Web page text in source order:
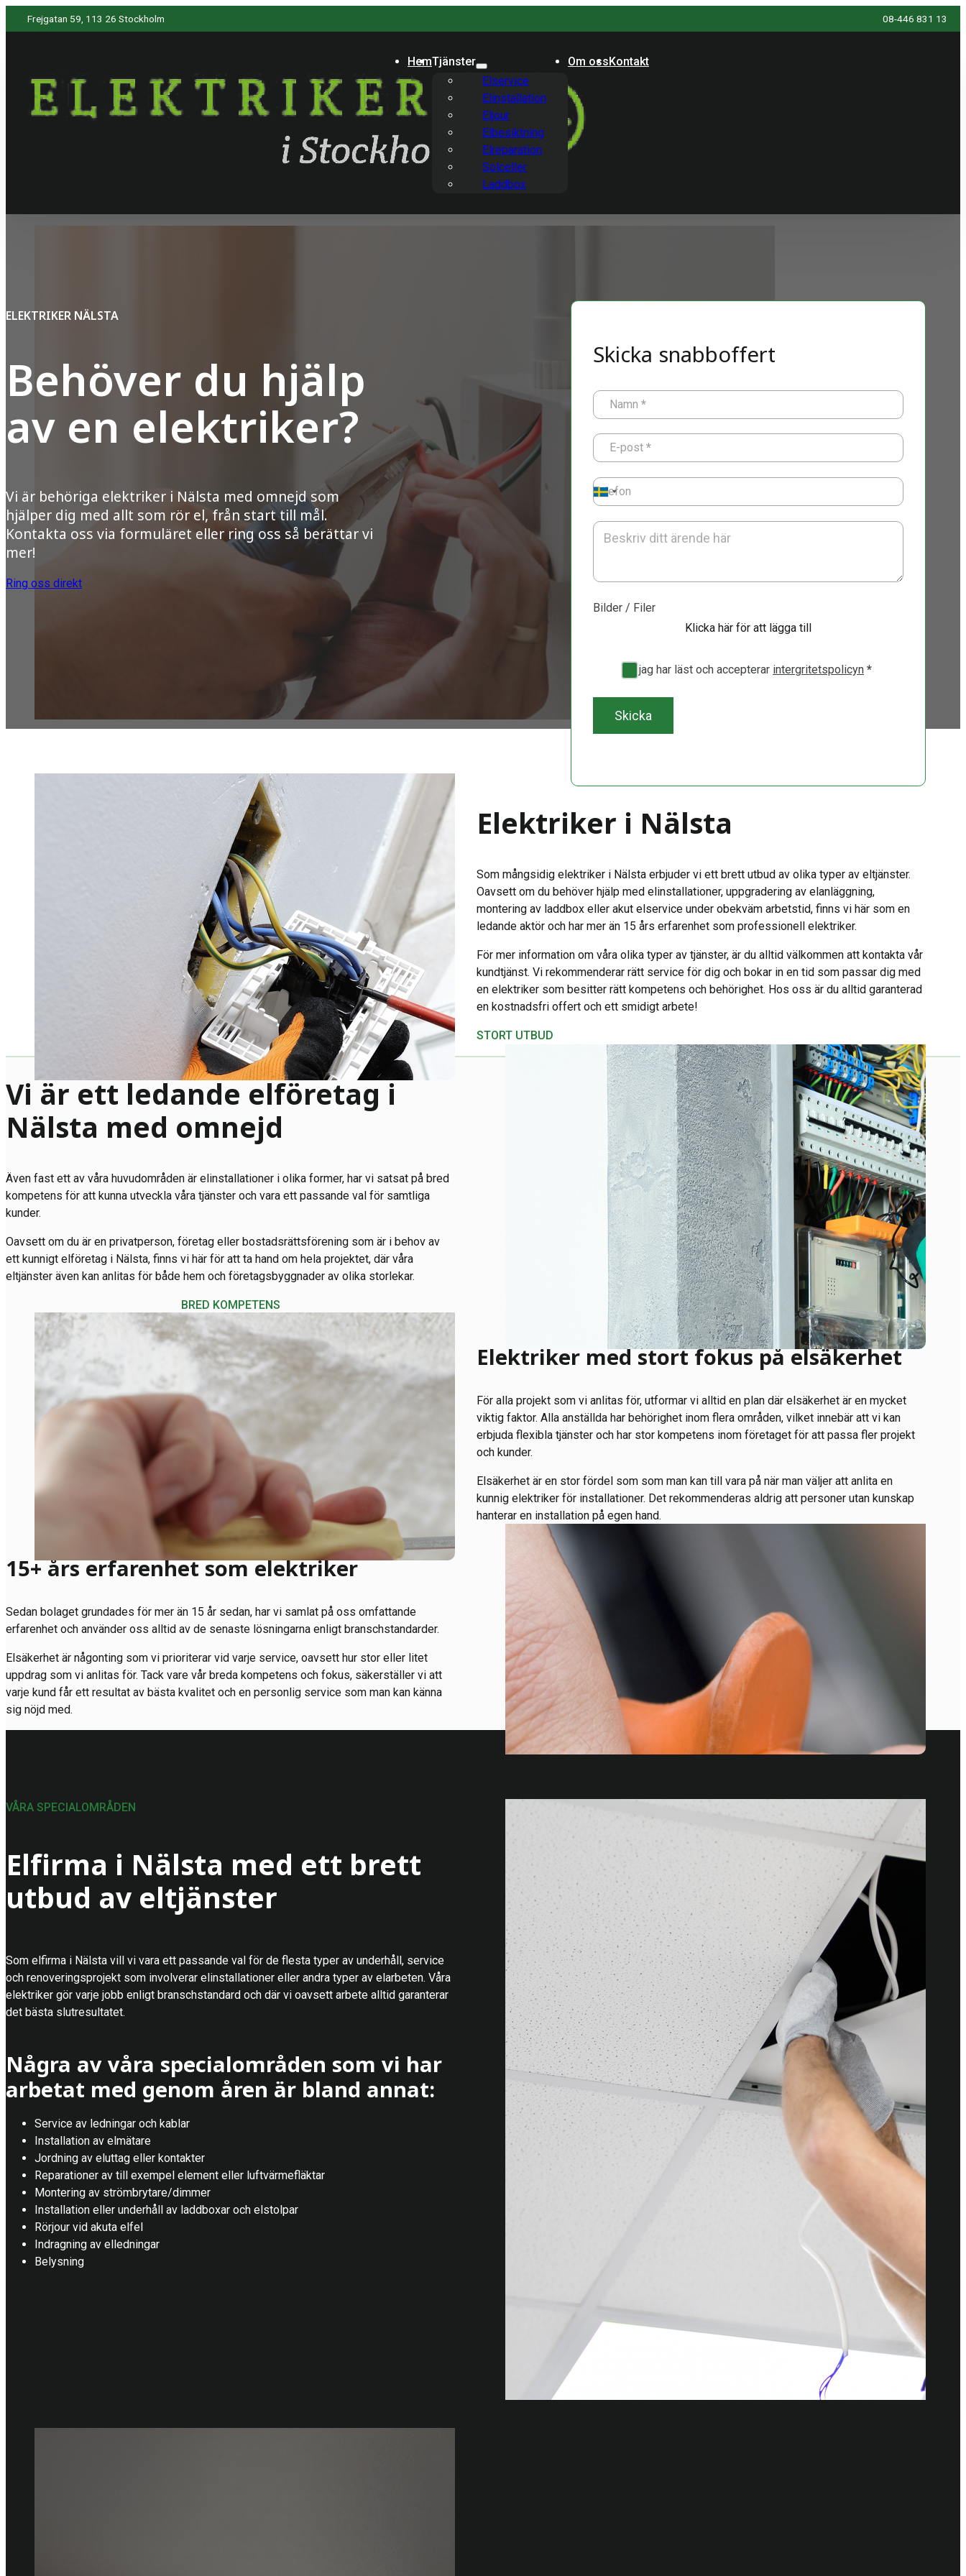
Frejgatan 59, 113 26 Stockholm 08-446 831 13
HemTjänster
Elservice
Elinstallation
Eljour
Elbesiktning
Elreparation
Solceller
Laddbox
Om ossKontakt
ELEKTRIKER NÄLSTA
Behöver du hjälp
av en elektriker?
Vi är behöriga elektriker i Nälsta med omnejd som
hjälper dig med allt som rör el, från start till mål.
Kontakta oss via formuläret eller ring oss så berättar vi
mer!
Ring oss direkt
Skicka snabboffert
Namn *
E-post *
Telefon
Bilder / Filer
Klicka här för att lägga till
Ja, jag har läst och accepterar intergritetspolicyn *
Skicka
Elektriker i Nälsta
Som mångsidig elektriker i Nälsta erbjuder vi ett brett utbud av olika typer av eltjänster.
Oavsett om du behöver hjälp med elinstallationer, uppgradering av elanläggning,
montering av laddbox eller akut elservice under obekväm arbetstid, finns vi här som en
ledande aktör och har mer än 15 års erfarenhet som professionell elektriker.
För mer information om våra olika typer av tjänster, är du alltid välkommen att kontakta vår
kundtjänst. Vi rekommenderar rätt service för dig och bokar in en tid som passar dig med
en elektriker som besitter rätt kompetens och behörighet. Hos oss är du alltid garanterad
en kostnadsfri offert och ett smidigt arbete!
STORT UTBUD
Vi är ett ledande elföretag i
Nälsta med omnejd
Även fast ett av våra huvudområden är elinstallationer i olika former, har vi satsat på bred
kompetens för att kunna utveckla våra tjänster och vara ett passande val för samtliga
kunder.
Oavsett om du är en privatperson, företag eller bostadsrättsförening som är i behov av
ett kunnigt elföretag i Nälsta, finns vi här för att ta hand om hela projektet, där våra
eltjänster även kan anlitas för både hem och företagsbyggnader av olika storlekar.
BRED KOMPETENS
Elektriker med stort fokus på elsäkerhet
För alla projekt som vi anlitas för, utformar vi alltid en plan där elsäkerhet är en mycket
viktig faktor. Alla anställda har behörighet inom flera områden, vilket innebär att vi kan
erbjuda flexibla tjänster och har stor kompetens inom företaget för att passa fler projekt
och kunder.
Elsäkerhet är en stor fördel som som man kan till vara på när man väljer att anlita en
kunnig elektriker för installationer. Det rekommenderas aldrig att personer utan kunskap
hanterar en installation på egen hand.
15+ års erfarenhet som elektriker
Sedan bolaget grundades för mer än 15 år sedan, har vi samlat på oss omfattande
erfarenhet och använder oss alltid av de senaste lösningarna enligt branschstandarder.
Elsäkerhet är någonting som vi prioriterar vid varje service, oavsett hur stor eller litet
uppdrag som vi anlitas för. Tack vare vår breda kompetens och fokus, säkerställer vi att
varje kund får ett resultat av bästa kvalitet och en personlig service som man kan känna
sig nöjd med.
Elfirma i Nälsta med ett brett
utbud av eltjänster
Som elfirma i Nälsta vill vi vara ett passande val för de flesta typer av underhåll, service
och renoveringsprojekt som involverar elinstallationer eller andra typer av elarbeten. Våra
elektriker gör varje jobb enligt branschstandard och där vi oavsett arbete alltid garanterar
det bästa slutresultatet.
VÅRA SPECIALOMRÅDEN
Några av våra specialområden som vi har
arbetat med genom åren är bland annat:
Service av ledningar och kablar
Installation av elmätare
Jordning av eluttag eller kontakter
Reparationer av till exempel element eller luftvärmefläktar
Montering av strömbrytare/dimmer
Installation eller underhåll av laddboxar och elstolpar
Rörjour vid akuta elfel
Indragning av elledningar
Belysning